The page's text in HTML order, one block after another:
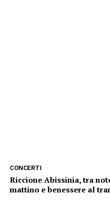
CONCERTI
Riccione Abissinia, tra
mattino e benessere al